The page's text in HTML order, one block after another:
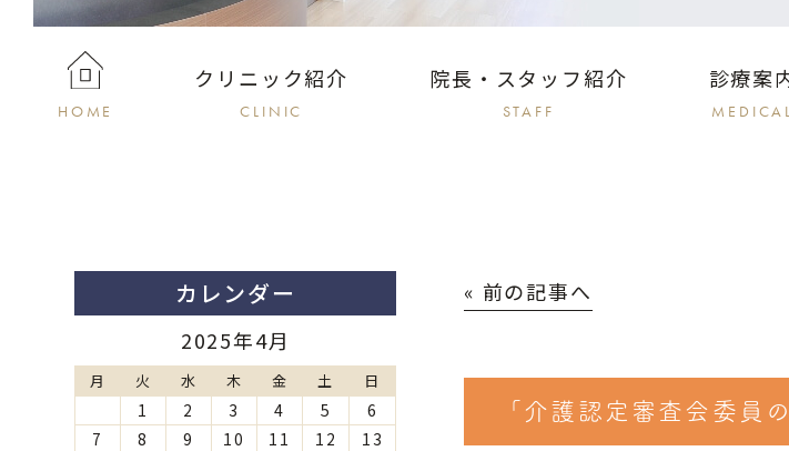
HOME
クリニック紹介
CLINIC
院長・スタッフ紹介
STAFF
診療案
MEDICAL
« 前の記事へ
「介護認定審査会委員
カレンダー
2025年4月
月 火 水 木 金 土 日
1 2 3 4 5
6
7
8 9 10 11 12
13